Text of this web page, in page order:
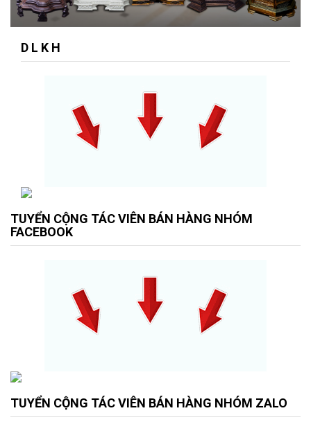
D L K H
TUYỂN CỘNG TÁC VIÊN BÁN HÀNG NHÓM
FACEBOOK
TUYỂN CỘNG TÁC VIÊN BÁN HÀNG NHÓM ZALO